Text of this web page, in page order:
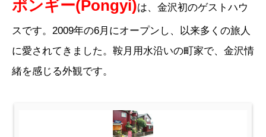
ポンギー(Pongyi)は、金沢初のゲストハウ
スです。2009年の6月にオープンし、以来多くの旅人
に愛されてきました。鞍月用水沿いの町家で、金沢情
緒を感じる外観です。